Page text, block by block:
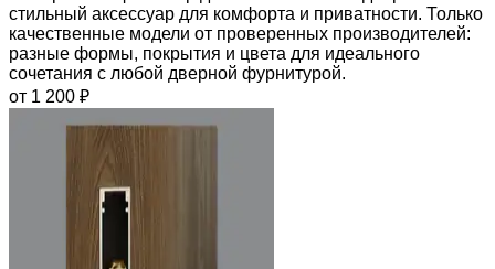
стильный аксессуар для комфорта и приватности. Только
качественные модели от проверенных производителей:
разные формы, покрытия и цвета для идеального
сочетания с любой дверной фурнитурой.
от 1 200 ₽